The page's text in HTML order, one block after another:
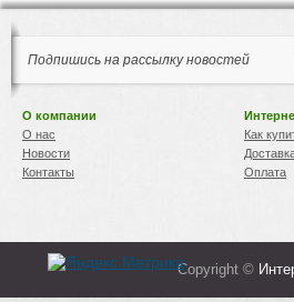
Подпишись на рассылку новостей
О компании
О нас
Новости
Контакты
Как
Оплата
Copyright ©